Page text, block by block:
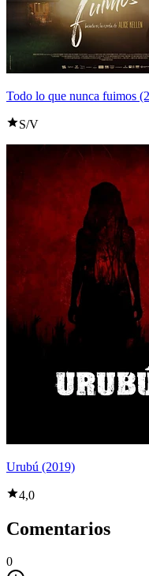
Todo lo que nunca fuimos
S/V
Urubú (2019)
4,0
Comentarios
0